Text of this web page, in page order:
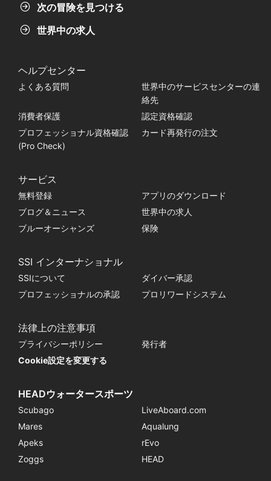
次の冒険を見つける
世界中の求人
ヘルプセンター
よくある質問
世界中のサービスセンターの連
絡先
消費者保護
認定資格確認
プロフェッショナル資格確認
(Pro Check)
カード再発行の注文
サービス
無料登録
アプリのダウンロード
ブログ＆ニュース
世界中の求人
ブルーオーシャンズ
保険
SSI インターナショナル
SSIについて
ダイバー承認
プロフェッショナルの承認
プロリワードシステム
法律上の注意事項
プライバシーポリシー
発行者
Cookie設定を変更する
HEADウォータースポーツ
Scubago
LiveAboard.com
Mares
Aqualung
Apeks
rEvo
Zoggs
HEAD